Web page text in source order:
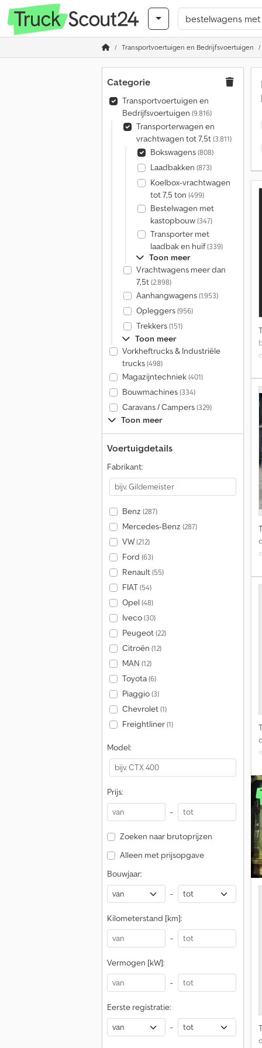
Transportvoertuigen en Bedrijfsvoertuigen
Categorie
Transportvoertuigen en
Bedrijfsvoertuigen (9.816)
Transporterwagen en
vrachtwagen tot 7,5t(3.811)
Bokswagens(808)
Laadbakken (873)
Koelbox-vrachtwagen
tot 7,5 ton (499)
Bestelwagen met
kastopbouw(347)
Transporter met
laadbak en huif(339)
Toon meer
Vrachtwagens meer dan
7,5t(2.898)
Aanhangwagens(1.953)
Opleggers(956)
Trekkers(151)
Toon meer
Vorkheftrucks & Industriële
trucks(498)
Magazijntechniek(401)
Bouwmachines(334)
Caravans / Campers(329)
Toon meer
Voertuigdetails
Fabrikant:
Benz (287)
Mercedes-Benz (287)
VW(212)
Ford (63)
Renault(55)
FIAT(54)
Opel (48)
Iveco(30)
Peugeot(22)
Citroën (12)
MAN (12)
Toyota(6)
Piaggio(3)
Chevrolet(1)
Freightliner(1)
Model:
Prijs:
-
Zoeken naar brutoprijzen
Alleen met prijsopgave
Bouwjaar:
-
Kilometerstand [km]:
-
Vermogen [kW]:
-
Eerste registratie:
-